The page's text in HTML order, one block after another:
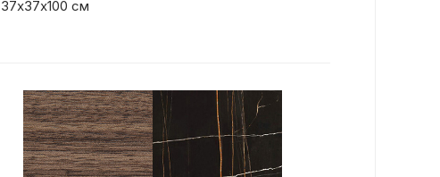
37х37х100 см